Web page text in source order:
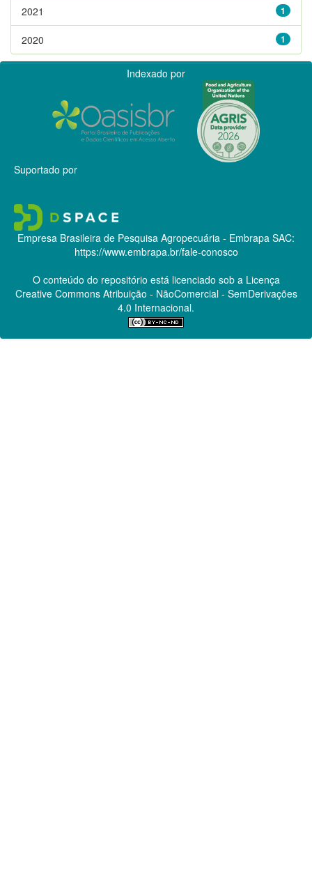
1
2021
1
2020
Indexado por
Suportado por
Empresa Brasileira de Pesquisa Agropecuária - Embrapa SAC:
https://www.embrapa.br/fale-conosco
O conteúdo do repositório está licenciado sob a Licença
Creative CommonsAtribuição - NãoComercial - SemDerivações
4.0 Internacional.